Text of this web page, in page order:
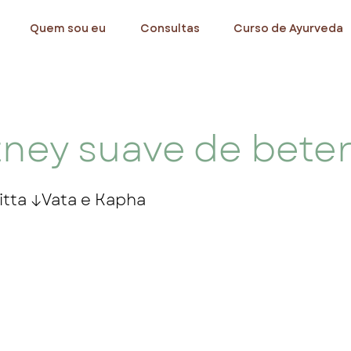
Quem sou eu Consultas Curso de Ayurveda
suave de
↓Vata e Kapha